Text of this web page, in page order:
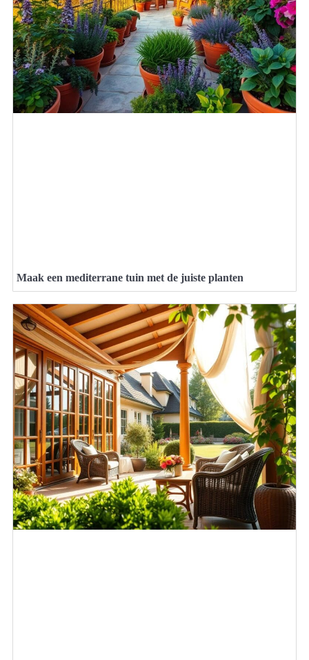
Maak een mediterrane tuin met de juiste planten